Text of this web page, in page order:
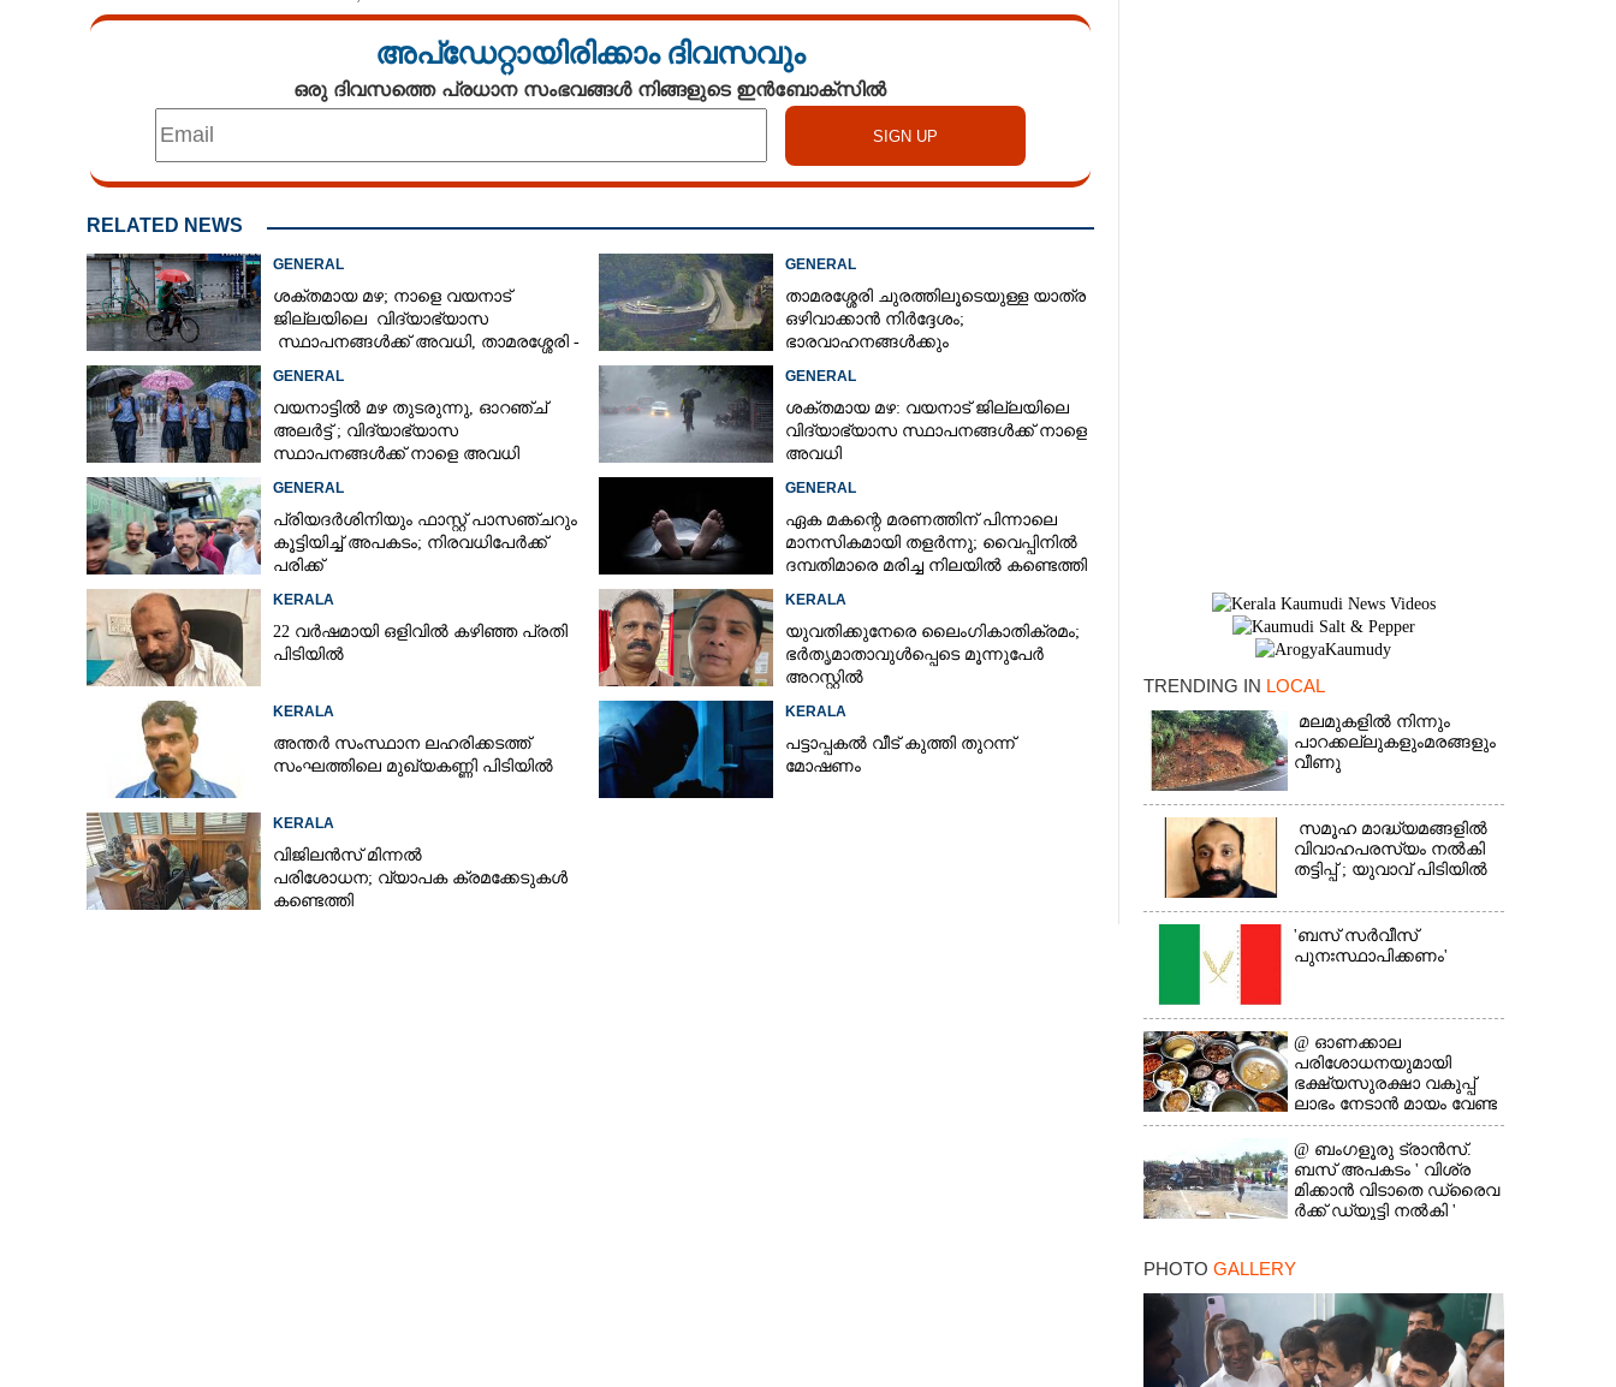
അപ്ഡേറ്റായിരിക്കാം ദിവസവും
ഒരു ദിവസത്തെ പ്രധാന സംഭവങ്ങൾ നിങ്ങളുടെ ഇൻബോക്സിൽ
RELATED NEWS
GENERAL
ശക്തമായ മഴ; നാളെ വയനാട്
ജില്ലയിലെ വിദ്യാഭ്യാസ
സ്ഥാപനങ്ങൾക്ക് അവധി, താമരശ്ശേരി -
GENERAL
താമരശ്ശേരി ചുരത്തിലൂടെയുള്ള യാത്ര
ഒഴിവാക്കാൻ നിർദ്ദേശം;
ഭാരവാഹനങ്ങൾക്കും
GENERAL
വയനാട്ടിൽ മഴ തുടരുന്നു,​ ഓറഞ്ച്
അലർട്ട് ; വിദ്യാഭ്യാസ
സ്ഥാപനങ്ങൾക്ക് നാളെ അവധി
GENERAL
ശക്തമായ മഴ: വയനാട് ജില്ലയിലെ
വിദ്യാഭ്യാസ സ്ഥാപനങ്ങള്‍ക്ക് നാളെ
അവധി
GENERAL
പ്രിയദർശിനിയും ഫാസ്റ്റ് പാസഞ്ചറും
കൂട്ടിയിച്ച് അപകടം; നിരവധിപേർക്ക്
പരിക്ക്
GENERAL
ഏക മകന്റെ മരണത്തിന് പിന്നാലെ
മാനസികമായി തളർന്നു; വൈപ്പിനിൽ
ദമ്പതിമാരെ മരിച്ച നിലയിൽ കണ്ടെത്തി
KERALA
22 വർഷമായി ഒളിവിൽ കഴിഞ്ഞ പ്രതി
പിടിയിൽ
KERALA
യുവതിക്കുനേരെ ലൈംഗികാതിക്രമം;
ഭർതൃമാതാവുൾപ്പെടെ മൂന്നുപേർ
അറസ്റ്റിൽ
KERALA
അന്തർ സംസ്ഥാന ലഹരിക്കടത്ത്
സംഘത്തിലെ മുഖ്യകണ്ണി പിടിയിൽ
KERALA
പട്ടാപ്പകൽ വീട് കുത്തി തുറന്ന്
മോഷണം
KERALA
വിജിലൻസ് മിന്നൽ
പരിശോധന; വ്യാപക ക്രമക്കേടുകൾ
കണ്ടെത്തി
TRENDING IN LOCAL
മലമുകളിൽ നിന്നും
പാറക്കല്ലുകളുംമരങ്ങളും
വീണു
സമൂഹ മാദ്ധ്യമങ്ങളിൽ
വിവാഹപരസ്യം നൽകി
തട്ടിപ്പ് ; യുവാവ് പിടിയിൽ
'ബസ് സർവീസ്
പുനഃസ്ഥാപിക്കണം'
@​​​​​​​ ഓണക്കാല
പരിശോധനയുമായി
ഭക്ഷ്യസുരക്ഷാ വകുപ്പ്
ലാഭം നേടാൻ മായം വേണ്ട
@ ബംഗളൂരു ട്രാൻസ്.
ബസ് അപകടം ' വി​ശ്ര​
മിക്കാൻ വിടാതെ ഡ്രൈ​വ​
ർ​ക്ക് ഡ്യൂട്ടി നൽകി '
PHOTO GALLERY
×